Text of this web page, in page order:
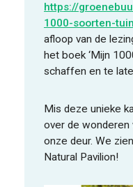
https://
1000-soorten-
afloop van de
het boek ‘Mijn
schaffen en te
Mis deze unieke
over de wonderen
onze deur. We
Natural Pavilion!